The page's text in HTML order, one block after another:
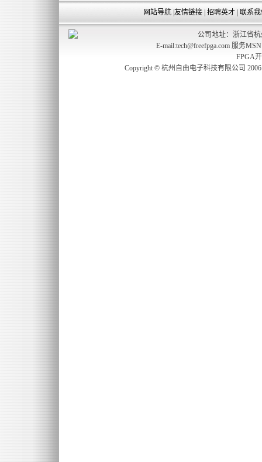
网站导航 友情链接 招聘英才 联系
公司地址：浙江省
E-mail:tech@freefpga.com 服务
FPGA
Copyright © 杭州自由电子科技有限公司 2006